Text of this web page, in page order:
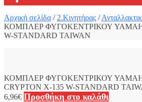
Αρχική σελίδα / 2.Κινητήρας /
ΚΟΜΠΛΕΡ ΦΥΓΟΚΕΝΤΡΙΚΟΥ
W-STANDARD TAIWAN
ΚΟΜΠΛΕΡ ΦΥΓΟΚΕΝΤΡΙΚΟΥ
CRYPTON X-135 W-STANDARD
6,96€ Προσθήκη στο καλάθι